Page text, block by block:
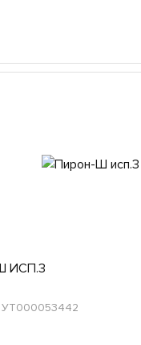
ИСП.3